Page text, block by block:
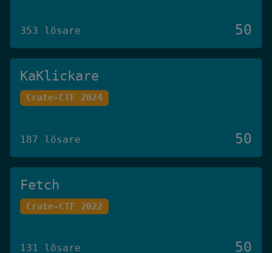
353 lösare 50
KaKlickare
Crate-CTF 2024
187 lösare 50
Fetch
Crate-CTF 2022
131 lösare 50